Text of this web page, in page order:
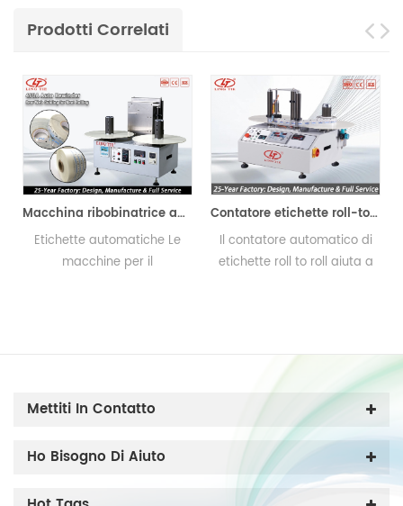
Prodotti Correlati
Macchina ribobinatrice automatica
Etichette automatiche Le
macchine per il
settore della stampa.
Contatore etichette roll-to-roll
Il contatore automatico di
etichette roll to roll aiuta a
Mettiti In Contatto
Ho Bisogno Di Aiuto